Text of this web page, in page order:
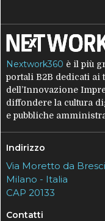
Nextwork360 è il più
portali B2B dedicati ai
dell’Innovazione
diffondere la cultura
e pubbliche
Indirizzo
Via Moretto da
Milano - Italia
CAP 20133
Contatti